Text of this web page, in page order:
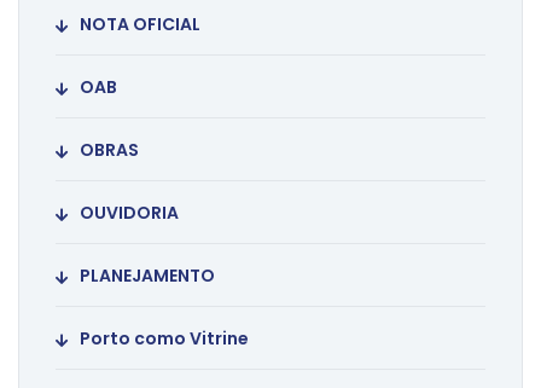
NOTA OFICIAL
OAB
OBRAS
OUVIDORIA
PLANEJAMENTO
Porto como Vitrine